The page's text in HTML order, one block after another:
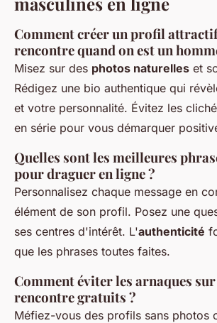
Comment créer un profil
rencontre quand on est un
Misez sur des photos naturelles et
Rédigez une bio authentique qui
et votre personnalité. Évitez les
en série pour vous démarquer
Quelles sont les meilleures
pour draguer en ligne ?
Personnalisez chaque message en
élément de son profil. Posez une
ses centres d'intérêt. L'authenticité
que les phrases toutes faites.
Comment éviter les arnaques
rencontre gratuits ?
Méfiez-vous des profils sans photos